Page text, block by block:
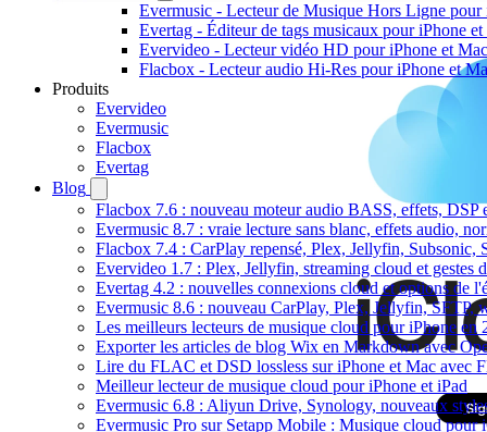
Evermusic - Lecteur de Musique Hors Ligne pour
Evertag - Éditeur de tags musicaux pour iPhone
Evervideo - Lecteur vidéo HD pour iPhone et Mac
Flacbox - Lecteur audio Hi-Res pour iPhone et
Produits
Evervideo
Evermusic
Flacbox
Evertag
Blog
Flacbox 7.6 : nouveau moteur audio BASS, effets, DSP
Evermusic 8.7 : vraie lecture sans blanc, effets audio,
Flacbox 7.4 : CarPlay repensé, Plex, Jellyfin, Subsonic,
Evervideo 1.7 : Plex, Jellyfin, streaming cloud et gestes
Evertag 4.2 : nouvelles connexions cloud et options de
Evermusic 8.6 : nouveau CarPlay, Plex, Jellyfin, SFTP,
Les meilleurs lecteurs de musique cloud pour iPhone en
Exporter les articles de blog Wix en Markdown avec
Lire du FLAC et DSD lossless sur iPhone et Mac avec
Meilleur lecteur de musique cloud pour iPhone et iPad
Evermusic 6.8 : Aliyun Drive, Synology, nouveaux
Evermusic Pro sur Setapp Mobile : Musique cloud pour